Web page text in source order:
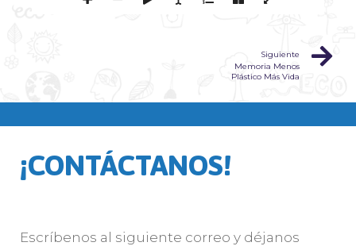
Siguiente
Memoria Menos
Plástico Más Vida
¡CONTÁCTANOS!
Escríbenos al siguiente correo y déjanos